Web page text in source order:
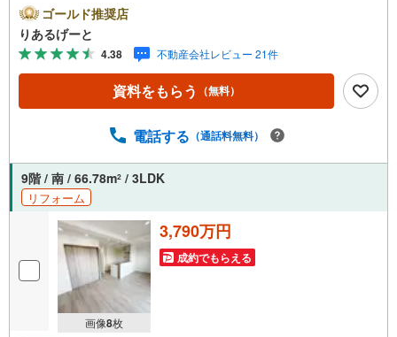
ー、いろいろ揃う便利な立地！■物件検討中のお客さま！ち
ょっと見学してみたいだけなどでも内覧可能です！売主さ
まの都合等で見学ができない場合がございます。お気軽に
「りあるげーと」までお問合わせ下さい！■「りあるげー
と」が選ばれるポイント！■年中休まず営業中！いつでも対
応致します！・営業時間:9:00～21:00上記の時間帯は、お
相談、承ります！■【無料送迎】「小さなお子さまをつれて
ご相談ください！営業スタッフがご自宅に伺って送迎致し
ます！【リフォーム相談】資格を持った専門スタッフがお
悩みに合わせてお話をうかがい、お客さまにぴったりの提
案を行います！■その他:物件相談、住宅ローン相談、ご質
問、気になること、何でもお気軽にご相談ください！
ゴールド推奨店
りあるげーと
4.38 不動産会社レビュー 21件
資料をもらう （無料）
電話する （通話料無料）
9階 / 南 / 66.78m2 / 3LDK
リフォーム
画像8枚
3,790万円
成約でもらえる